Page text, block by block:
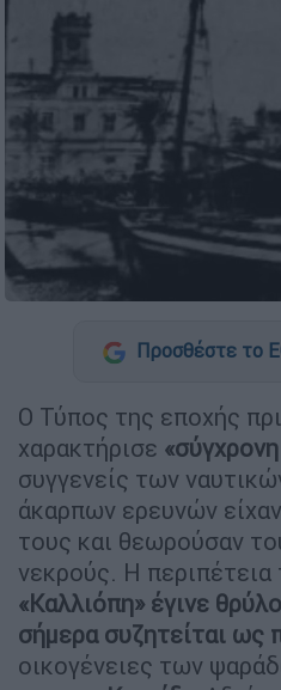
Προσθέστε το
Ο Τύπος της εποχής
χαρακτήρισε «σύγχρονη
συγγενείς των
άκαρπων ερευνών
τους και θεωρούσαν
νεκρούς. Η περιπέτεια
«Καλλιόπη» έγινε
σήμερα συζητείται ως
οικογένειες των